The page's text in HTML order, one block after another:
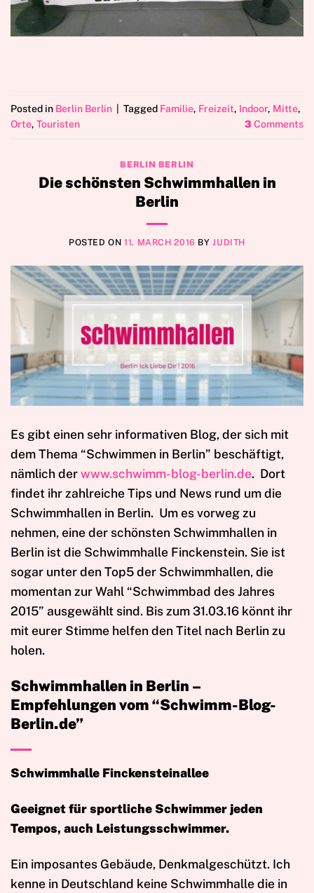
Posted in Berlin Berlin Tagged Familie, Freizeit, Indoor, Mitte,
Orte, Touristen 3Comments
BERLIN BERLIN
Die schönsten Schwimmhallen in
Berlin
POSTED ON11. MARCH 2016 BYJUDITH
Es gibt einen sehr informativen Blog, der sich mit
dem Thema “Schwimmen in Berlin” beschäftigt,
nämlich derwww.schwimm-blog-berlin.de. Dort
findet ihr zahlreiche Tips und News rund um die
Schwimmhallen in Berlin. Um es vorweg zu
nehmen, eine der schönsten Schwimmhallen in
Berlin ist die Schwimmhalle Finckenstein. Sie ist
sogar unter den Top5 der Schwimmhallen, die
momentan zur Wahl “Schwimmbad des Jahres
2015” ausgewählt sind. Bis zum 31.03.16 könnt ihr
mit eurer Stimme helfen den Titel nach Berlin zu
holen.
Schwimmhallen in Berlin –
Empfehlungen vom “Schwimm-Blog-
Berlin.de”
Schwimmhalle Finckensteinallee
Geeignet für sportliche Schwimmer jeden
Tempos, auch Leistungsschwimmer.
Ein imposantes Gebäude, Denkmalgeschützt. Ich
kenne in Deutschland keine Schwimmhalle die in